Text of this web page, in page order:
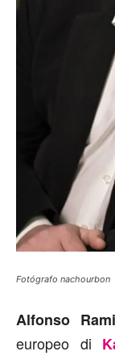
Fotógrafo nachourbon
Alfonso
europeo di